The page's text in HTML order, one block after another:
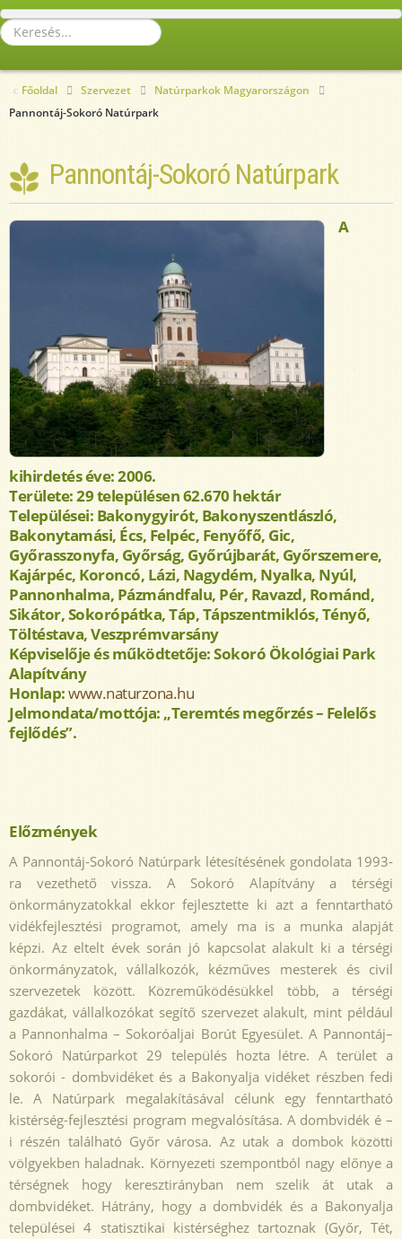
Keresés...
Főoldal Szervezet
Natúrparkok Magyarországon
Pannontáj-Sokoró Natúrpark
Pannontáj-Sokoró Natúrpark
A
kihirdetés éve: 2006.
Területe: 29 településen 62.670 hektár
Települései: Bakonygyirót, Bakonyszentlászló,
Bakonytamási, Écs, Felpéc, Fenyőfő, Gic,
Győrasszonyfa, Győrság, Győrújbarát, Győrszemere,
Kajárpéc, Koroncó, Lázi, Nagydém, Nyalka, Nyúl,
Pannonhalma, Pázmándfalu, Pér, Ravazd, Románd,
Sikátor, Sokorópátka, Táp, Tápszentmiklós, Tényő,
Töltéstava, Veszprémvarsány
Képviselője és működtetője: Sokoró Ökológiai Park
Alapítvány
Honlap:www.naturzona.hu
Jelmondata/mottója: „Teremtés megőrzés – Felelős
fejlődés”.
Előzmények
A Pannontáj-Sokoró Natúrpark létesítésének gondolata 1993-
ra vezethető vissza. A Sokoró Alapítvány a térségi
önkormányzatokkal ekkor fejlesztette ki azt a fenntartható
vidékfejlesztési programot, amely ma is a munka alapját
képzi. Az eltelt évek során jó kapcsolat alakult ki a térségi
önkormányzatok, vállalkozók, kézműves mesterek és civil
szervezetek között. Közreműködésükkel több, a térségi
gazdákat, vállalkozókat segítő szervezet alakult, mint például
a Pannonhalma – Sokoróaljai Borút Egyesület. A Pannontáj–
Sokoró Natúrparkot 29 település hozta létre. A terület a
sokorói - dombvidéket és a Bakonyalja vidéket részben fedi
le. A Natúrpark megalakításával célunk egy fenntartható
kistérség-fejlesztési program megvalósítása. A dombvidék é –
i részén található Győr városa. Az utak a dombok közötti
völgyekben haladnak. Környezeti szempontból nagy előnye a
térségnek hogy keresztirányban nem szelik át utak a
dombvidéket. Hátrány, hogy a dombvidék és a Bakonyalja
települései 4 statisztikai kistérséghez tartoznak (Győr, Tét,